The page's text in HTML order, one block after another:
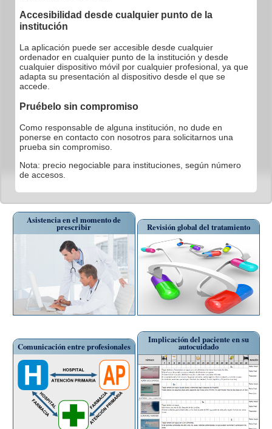
Accesibilidad desde cualquier punto de la
institución
La aplicación puede ser accesible desde cualquier
ordenador en cualquier punto de la institución y desde
cualquier dispositivo móvil por cualquier profesional, ya que
adapta su presentación al dispositivo desde el que se
accede.
Pruébelo sin compromiso
Como responsable de alguna institución, no dude en
ponerse en contacto con nosotros para solicitarnos una
prueba sin compromiso.
Nota: precio negociable para instituciones, según número
de accesos.
Asistencia en el momento de
prescribir Revisión global del tratamiento
Comunicación entre profesionales
Implicación del paciente en su
autocuidado